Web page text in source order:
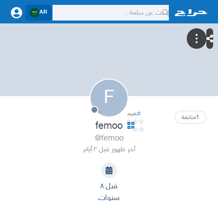
AR
F
1متابعة 0تقييم
femoo
@femoo
آخر ظهور قبل ٣ أيام
قبل ٨
سنوات